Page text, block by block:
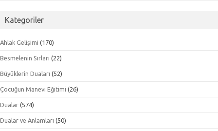
Kategoriler
Ahlak Gelişimi (170)
Besmelenin Sırları (22)
Büyüklerin Duaları (52)
Çocuğun Manevi Eğitimi (26)
Dualar (574)
Dualar ve Anlamları (50)